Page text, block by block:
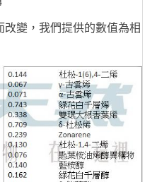
變，我們提供的數值為相